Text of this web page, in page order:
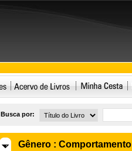
Busca por:
Gênero : Comportamento